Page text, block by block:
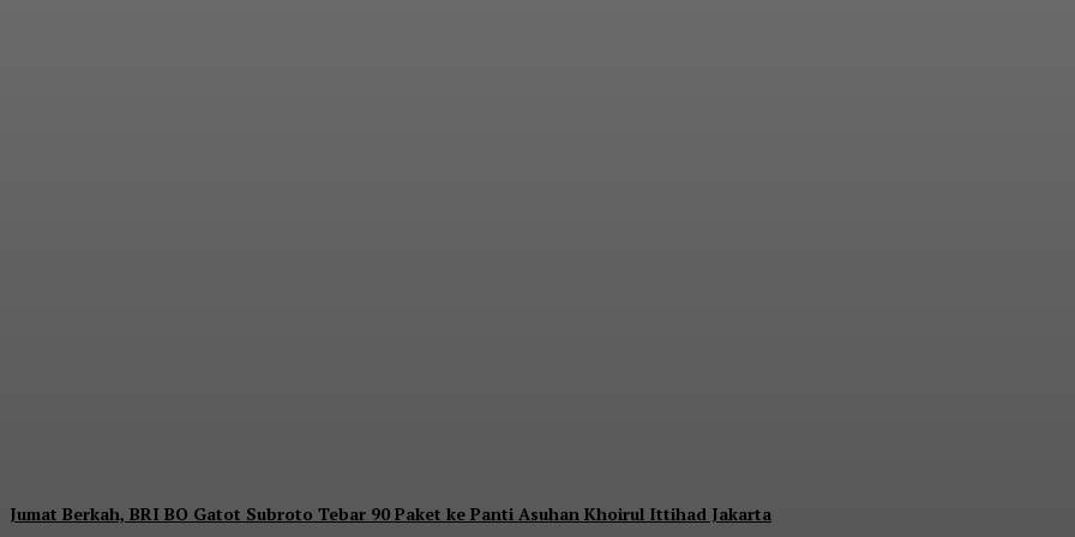
Jumat Berkah, BRI BO Gatot Subroto Tebar 90 Paket ke Panti Asuhan Khoirul Ittihad Jakarta